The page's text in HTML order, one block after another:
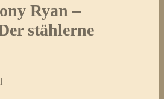
Ryan –
stählerne